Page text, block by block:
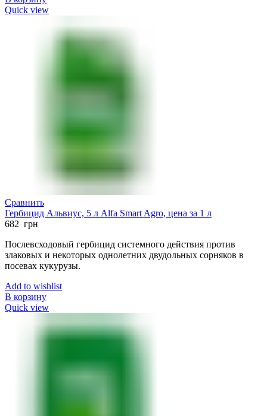
Quick view
Сравнить
Гербицид Альвиус, 5 л Alfa Smart Agro, цена за 1 л
682 грн
Послевсходовый гербицид системного действия против
злаковых и некоторых однолетних двудольных сорняков в
посевах кукурузы.
Add to wishlist
В корзину
Quick view